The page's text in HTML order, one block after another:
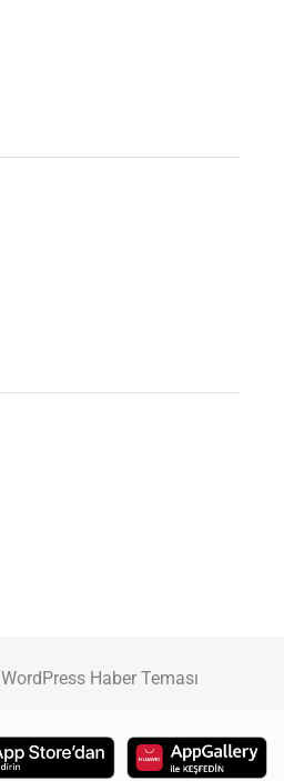
WordPress Haber Teması